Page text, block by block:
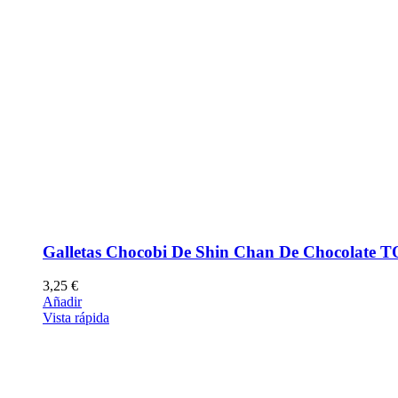
Galletas Chocobi De Shin Chan De Chocolate
3,25 €
Añadir
Vista rápida